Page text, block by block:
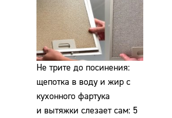
Не трите до посинения:
щепотка в воду и жир с
кухонного фартука
и вытяжки слезает сам: 5